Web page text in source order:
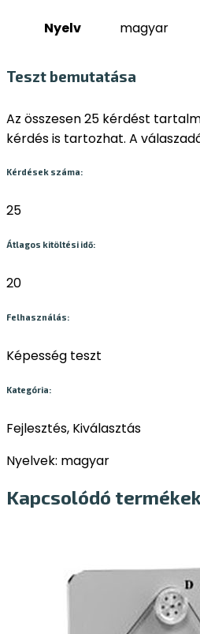
Nyelv magyar
Teszt bemutatása
Az összesen 25 kérdést
kérdés is tartozhat. A
Kérdések száma:
25
Átlagos kitöltési idő:
20
Felhasználás:
Képesség teszt
Kategória:
Fejlesztés, Kiválasztás
Nyelvek: magyar
Kapcsolódó termékek